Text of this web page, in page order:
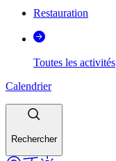
Restauration
Toutes les activités
Calendrier
Rechercher